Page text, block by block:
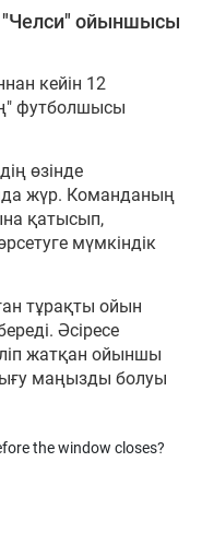
"Челси" ойыншысы
кейін 12
футболшысы
өзінде
жүр. Команданың
қатысып,
мүмкіндік
тұрақты ойын
Әсіресе
жатқан ойыншы
маңызды болуы
the window closes?